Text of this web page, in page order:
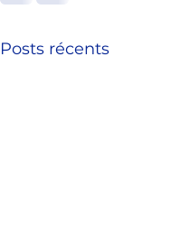
Posts récents